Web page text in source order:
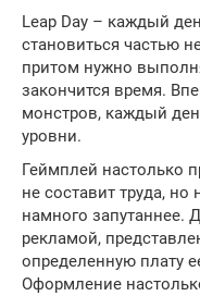
Leap Day – каждый
становиться частью
притом нужно
закончится время.
монстров, каждый
уровни.
Геймплей настолько
не составит труда,
намного запутаннее.
рекламой,
определенную плату
Оформление